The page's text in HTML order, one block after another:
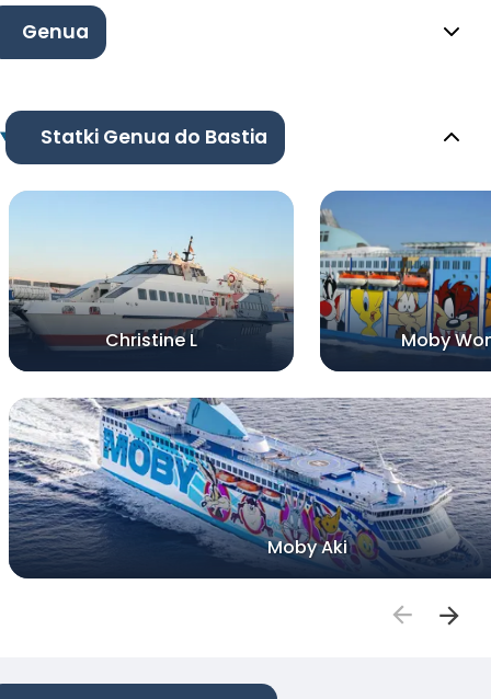
Genua
Statki Genua do Bastia
Christine L Moby
Moby Aki